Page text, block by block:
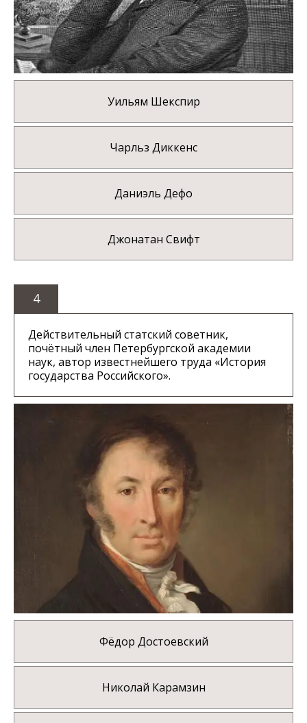
Уильям Шекспир
Чарльз Диккенс
Даниэль Дефо
Джонатан Свифт
4
Действительный статский советник,
почётный член Петербургской академии
наук, автор известнейшего труда «История
государства Российского».
Фёдор Достоевский
Николай Карамзин